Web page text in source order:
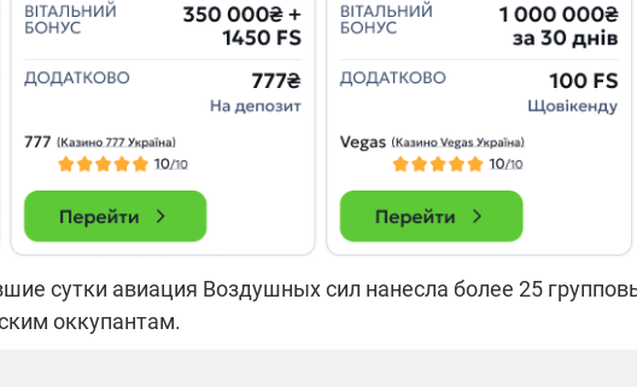
сутки авиация Воздушных сил нанесла более 25
оккупантам.